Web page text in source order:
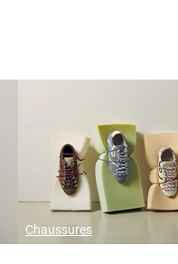
Chaussures